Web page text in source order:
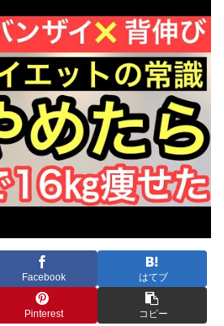
Facebook はてブ
Pinterest コピー